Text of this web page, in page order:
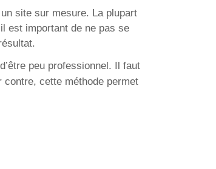
site sur mesure. La plupart
est important de ne pas se
peu professionnel. Il faut
cette méthode permet